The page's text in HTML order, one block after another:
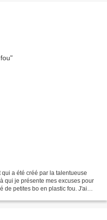
a été créé par la talentueuse
qui je présente mes excuses pour
de petites bo en plastic fou. J'ai